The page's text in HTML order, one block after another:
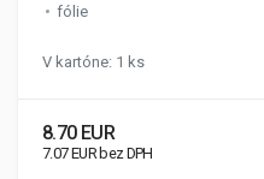
fólie
V kartóne: 1 ks
8.70 EUR
7.07 EUR bez DPH